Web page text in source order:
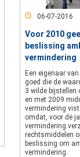
06-07-2016
Voor 2010
beslissing
vermindering
Een eigenaar
goed die de
3 wilde bijstellen
en met 2009
vermindering
omdat, voor de
vermindering
rechtsmiddelen
beslissing om
vermindering.